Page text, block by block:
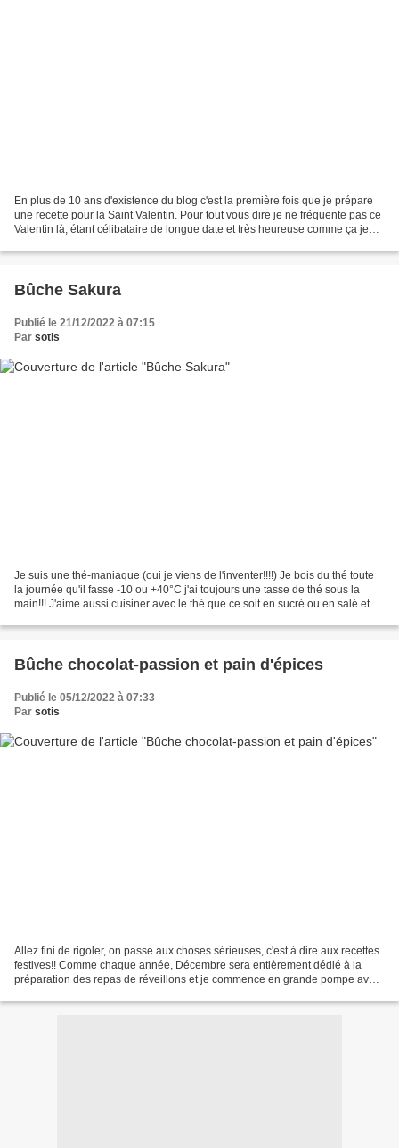
En plus de 10 ans d'existence du blog c'est la première fois que je prépare
une recette pour la Saint Valentin. Pour tout vous dire je ne fréquente pas ce
Valentin là, étant célibataire de longue date et très heureuse comme ça je
Bûche Sakura
Publié le 21/12/2022 à 07:15
Par sotis
Je suis une thé-maniaque (oui je viens de l'inventer!!!!) Je bois du thé toute
la journée qu'il fasse -10 ou +40°C j'ai toujours une tasse de thé sous la
main!!! J'aime aussi cuisiner avec le thé que ce soit en sucré ou en salé et il
Bûche chocolat-passion et pain d'épices
Publié le 05/12/2022 à 07:33
Par sotis
Allez fini de rigoler, on passe aux choses sérieuses, c'est à dire aux recettes
festives!! Comme chaque année, Décembre sera entièrement dédié à la
préparation des repas de réveillons et je commence en grande pompe avec